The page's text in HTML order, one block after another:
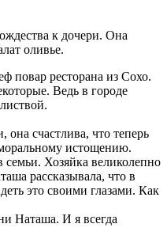
к дочери. Она
оливье.
повар ресторана из Сохо.
Ведь в городе
счастлива, что теперь
истощению.
семьи. Хозяйка великолепно
рассказывала, что в
это своими глазами. Как
Наташа. И я всегда